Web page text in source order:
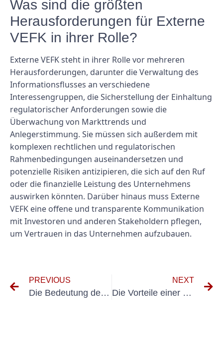
Was sind die größten
Herausforderungen für Externe
VEFK in ihrer Rolle?
Externe VEFK steht in ihrer Rolle vor mehreren
Herausforderungen, darunter die Verwaltung des
Informationsflusses an verschiedene
Interessengruppen, die Sicherstellung der Einhaltung
regulatorischer Anforderungen sowie die
Überwachung von Markttrends und
Anlegerstimmung. Sie müssen sich außerdem mit
komplexen rechtlichen und regulatorischen
Rahmenbedingungen auseinandersetzen und
potenzielle Risiken antizipieren, die sich auf den Ruf
oder die finanzielle Leistung des Unternehmens
auswirken könnten. Darüber hinaus muss Externe
VEFK eine offene und transparente Kommunikation
mit Investoren und anderen Stakeholdern pflegen,
um Vertrauen in das Unternehmen aufzubauen.
PREVIOUS
Die Bedeutung der Prüfung ortsveränderlicher Geräte im Wertpapierhandel
NEXT
Die Vorteile einer regelmäßigen Inspektion tragbarer Geräte: Warum die Überprüfung ortsveränderlicher Betriebsmittel unerlässlich ist